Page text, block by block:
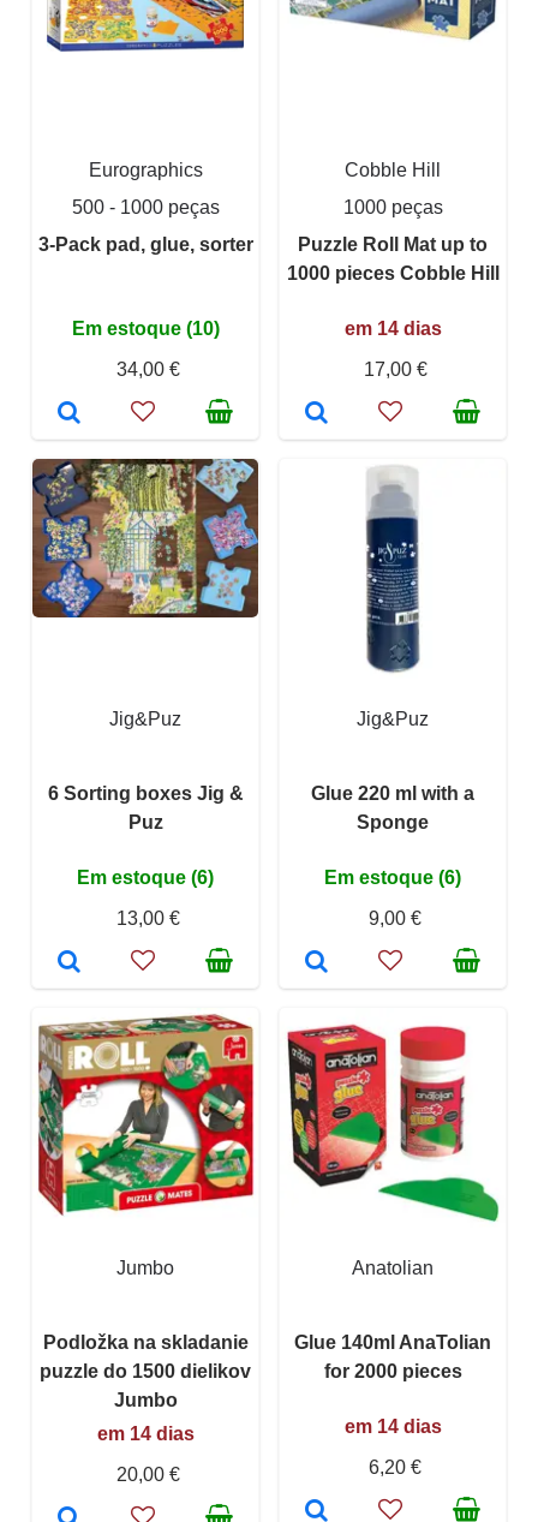
Eurographics
500 - 1000 peças
3-Pack pad, glue, sorter
Em estoque (10)
34,00 €
Cobble Hill
1000 peças
Puzzle Roll Mat up to
1000 pieces Cobble Hill
em 14 dias
17,00 €
Jig&Puz
6 Sorting boxes Jig &
Puz
Em estoque (6)
13,00 €
Jig&Puz
Glue 220 ml with a
Sponge
Em estoque (6)
9,00 €
Jumbo
Podložka na skladanie
puzzle do 1500 dielikov
Jumbo
em 14 dias
20,00 €
Anatolian
Glue 140ml AnaTolian
for 2000 pieces
em 14 dias
6,20 €